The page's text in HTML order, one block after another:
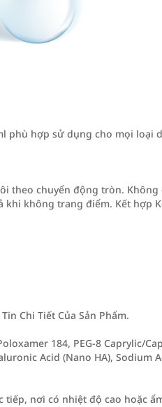
phù hợp sử dụng cho mọi loại
theo chuyển động tròn.
không trang điểm. Kết hợp
Chi Tiết Của Sản Phẩm.
184, PEG-8 Caprylic/
Acid (Nano HA), Sodium
nơi có nhiệt độ cao hoặc